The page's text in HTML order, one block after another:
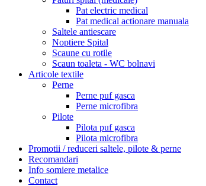
Pat electric medical
Pat medical actionare manuala
Saltele antiescare
Noptiere Spital
Scaune cu rotile
Scaun toaleta - WC bolnavi
Articole textile
Perne
Perne puf gasca
Perne microfibra
Pilote
Pilota puf gasca
Pilota microfibra
Promotii / reduceri saltele, pilote & perne
Recomandari
Info somiere metalice
Contact